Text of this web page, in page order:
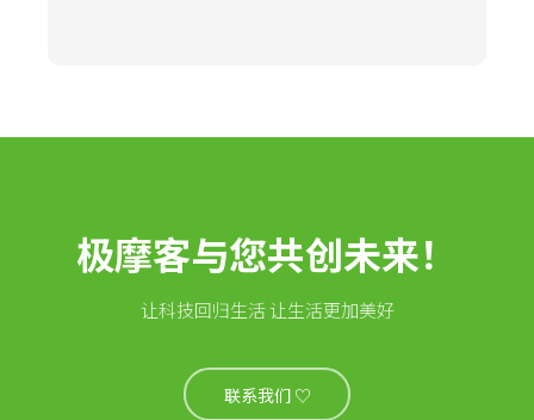
极摩客与您共创未来！
让科技回归生活 让生活更加美好
联系我们 ♡